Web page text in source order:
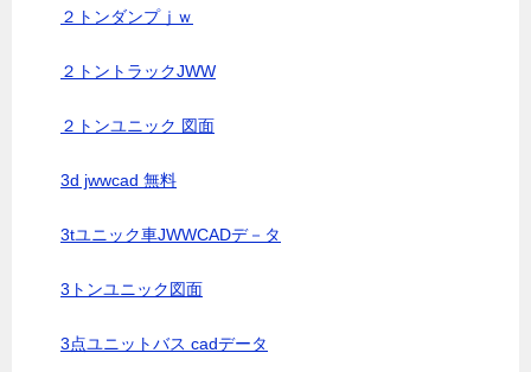
２トンダンプｊｗ
２トントラックJWW
２トンユニック 図面
3d jwwcad 無料
3tユニック車JWWCADデ－タ
3トンユニック図面
3点ユニットバス cadデータ